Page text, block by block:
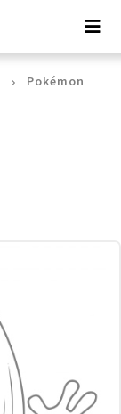
Pokémon